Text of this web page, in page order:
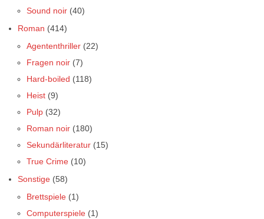
Sound noir (40)
Roman (414)
Agententhriller (22)
Fragen noir (7)
Hard-boiled (118)
Heist (9)
Pulp (32)
Roman noir (180)
Sekundärliteratur (15)
True Crime (10)
Sonstige (58)
Brettspiele (1)
Computerspiele (1)